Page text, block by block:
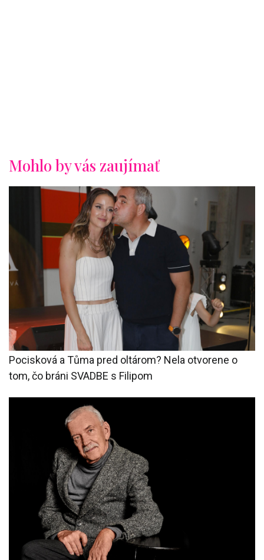
Mohlo by vás zaujímať
Pocisková a Tůma pred oltárom? Nela otvorene o
tom, čo bráni SVADBE s Filipom